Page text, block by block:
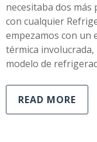
necesitaba dos más
con cualquier
empezamos con un
térmica
modelo de
READ MORE